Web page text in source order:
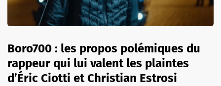
Boro700 : les propos polémiques du
rappeur qui lui valent les plaintes
d’Éric Ciotti et Christian Estrosi